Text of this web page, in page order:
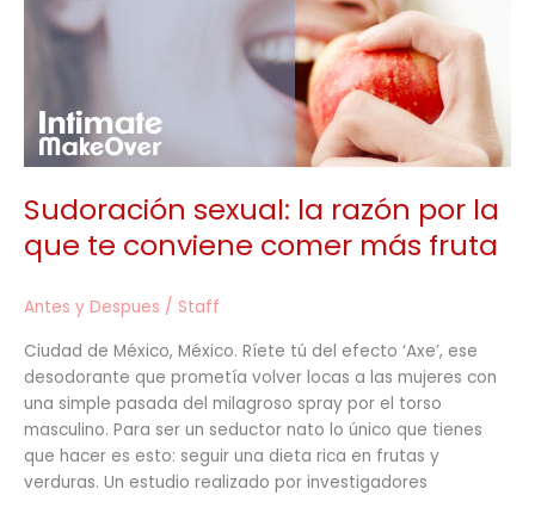
Sudoración sexual: la razón por la
que te conviene comer más fruta
Antes y Despues / Staff
Ciudad de México, México. Ríete tú del efecto ‘Axe’, ese
desodorante que prometía volver locas a las mujeres con
una simple pasada del milagroso spray por el torso
masculino. Para ser un seductor nato lo único que tienes
que hacer es esto: seguir una dieta rica en frutas y
verduras. Un estudio realizado por investigadores
que
comer
más